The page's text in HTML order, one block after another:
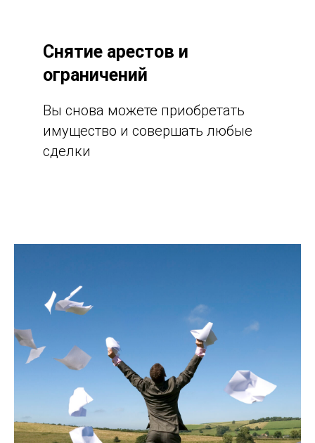
Снятие арестов и
ограничений
Вы снова можете приобретать
имущество и совершать любые
сделки